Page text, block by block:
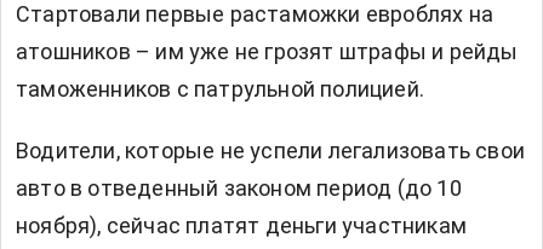
Стартовали первые растаможки евроблях на
атошников – им уже не грозят штрафы и рейды
таможенников с патрульной полицией.
Водители, которые не успели легализовать свои
авто в отведенный законом период (до 10
ноября), сейчас платят деньги участникам